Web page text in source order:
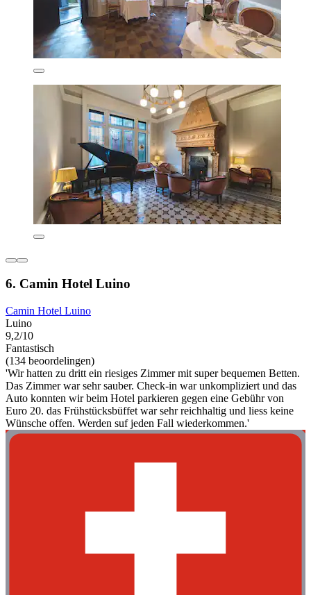
6. Camin Hotel Luino
Camin Hotel Luino
Luino
9,2/10
Fantastisch
(134 beoordelingen)
'Wir hatten zu dritt ein riesiges Zimmer mit super bequemen Betten.
Das Zimmer war sehr sauber. Check-in war unkompliziert und das
Auto konnten wir beim Hotel parkieren gegen eine Gebühr von
Euro 20. das Frühstücksbüffet war sehr reichhaltig und liess keine
Wünsche offen. Werden suf jeden Fall wiederkommen.'